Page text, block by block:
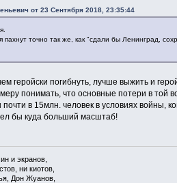
от 23 Сентября 2018, 23:35:44
пахнут точно так же, как "сдали бы Ленинград,
геройски погибнуть, лучше выжить и
понимать, что основные потери в той
почти в 15млн. человек в условиях войны,
бы куда больший масштаб!
и экранов,
ни киотов,
Дон Жуанов,